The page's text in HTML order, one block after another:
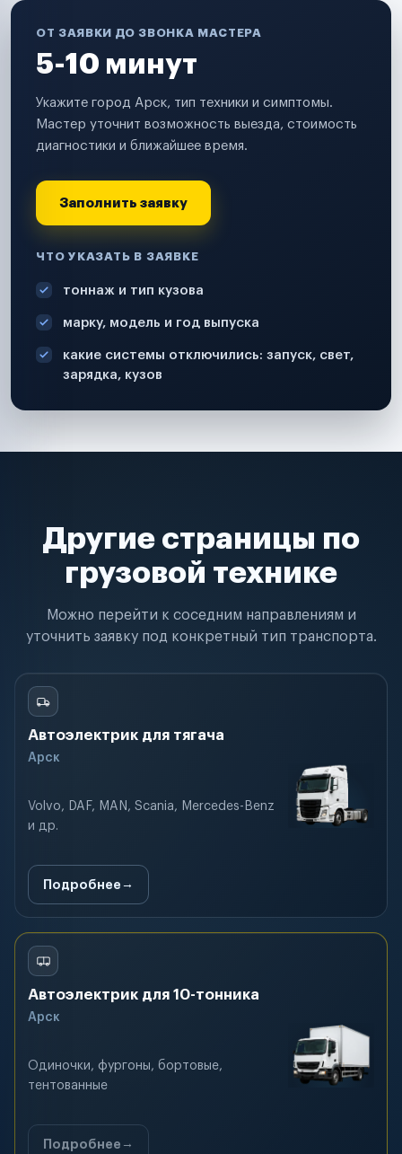
ОТ ЗАЯВКИ ДО ЗВОНКА МАСТЕРА
5-10 минут
Укажите город Арск, тип техники и симптомы.
Мастер уточнит возможность выезда, стоимость
диагностики и ближайшее время.
Заполнить заявку
ЧТО УКАЗАТЬ В ЗАЯВКЕ
тоннаж и тип кузова
марку, модель и год выпуска
какие системы отключились: запуск, свет,
зарядка, кузов
Другие страницы по
грузовой технике
Можно перейти к соседним направлениям и
уточнить заявку под конкретный тип транспорта.
Автоэлектрик для тягача
Арск
Volvo, DAF, MAN, Scania, Mercedes-Benz
и др.
Подробнее
Автоэлектрик для 10-тонника
Арск
Одиночки, фургоны, бортовые,
тентованные
Подробнее